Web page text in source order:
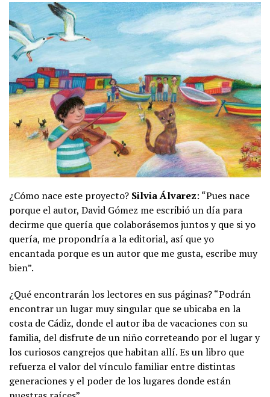
¿Cómo nace este proyecto? Silvia Álvarez: “Pues nace
porque el autor, David Gómez me escribió un día para
decirme que quería que colaborásemos juntos y que si yo
quería, me propondría a la editorial, así que yo
encantada porque es un autor que me gusta, escribe muy
bien”.
¿Qué encontrarán los lectores en sus páginas? “Podrán
encontrar un lugar muy singular que se ubicaba en la
costa de Cádiz, donde el autor iba de vacaciones con su
familia, del disfrute de un niño correteando por el lugar y
los curiosos cangrejos que habitan allí. Es un libro que
refuerza el valor del vínculo familiar entre distintas
generaciones y el poder de los lugares donde están